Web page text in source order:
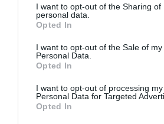
I want to opt-out of the Sharing of
personal data.
Opted In
I want to opt-out of the Sale of my
Personal Data.
Opted In
I want to opt-out of processing my
Personal Data for Targeted
Opted In
Índex 2P
RCD Espanyol
Compartir